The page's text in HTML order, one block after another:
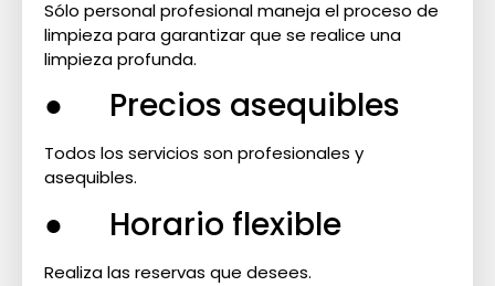
Sólo personal profesional maneja el proceso de
limpieza para garantizar que se realice una
limpieza profunda.
● Precios asequibles
Todos los servicios son profesionales y
asequibles.
● Horario flexible
Realiza las reservas que desees.